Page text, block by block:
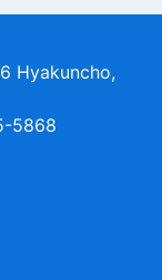
Hyakuncho,
5868